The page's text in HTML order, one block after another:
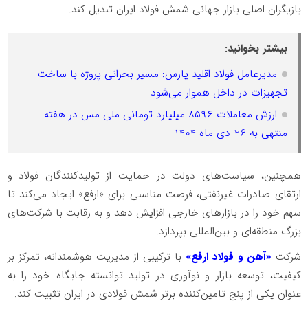
بازیگران اصلی بازار جهانی شمش فولاد ایران تبدیل کند.
بیشتر بخوانید:
مدیرعامل فولاد اقلید پارس: مسیر بحرانی پروژه با ساخت
تجهیزات در داخل هموار می‌شود
ارزش معاملات ۸۵۹۶ میلیارد تومانی ملی مس در هفته
منتهی به 26 دی ماه 1404
همچنین، سیاست‌های دولت در حمایت از تولیدکنندگان فولاد و
ارتقای صادرات غیرنفتی، فرصت مناسبی برای «ارفع» ایجاد می‌کند تا
سهم خود را در بازار‌های خارجی افزایش دهد و به رقابت با شرکت‌های
بزرگ منطقه‌ای و بین‌المللی بپردازد.
شرکت «آهن و فولاد ارفع» با ترکیبی از مدیریت هوشمندانه، تمرکز بر
کیفیت، توسعه بازار و نوآوری در تولید توانسته جایگاه خود را به
عنوان یکی از پنج تامین‌کننده برتر شمش فولادی در ایران تثبیت کند.